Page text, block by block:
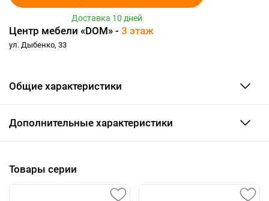
Доставка 10 дней
Центр мебели «DOM» - 3 этаж
ул. Дыбенко, 33
Общие характеристики
Дополнительные характеристики
Товары серии